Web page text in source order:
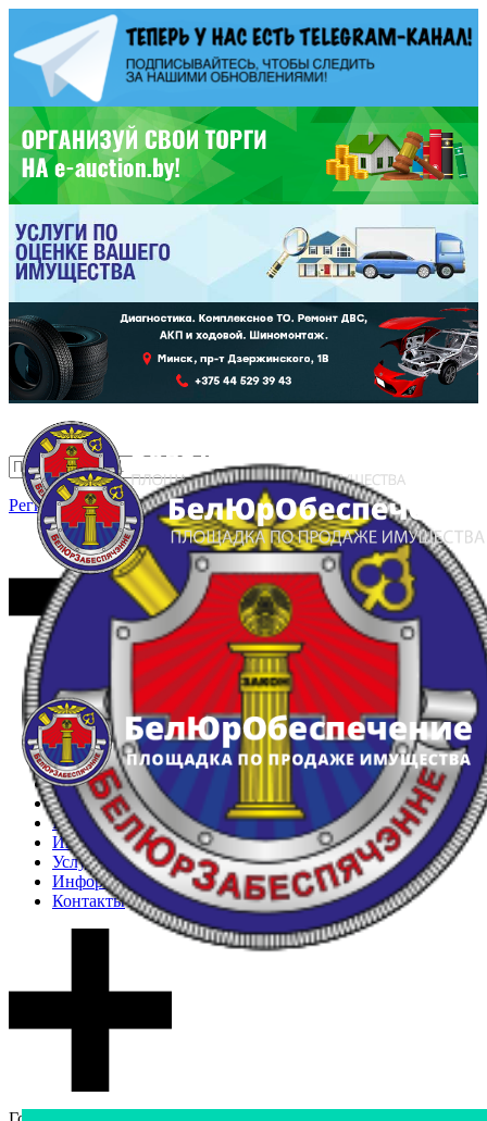
Регистрация Вход
Главная
Арестованное имущество
Реестр несостоявшихся торгов
Реестр переоценок
Частное имущество
Государственное имущество
Интернет-магазин
Интернет-витрина
Услуги
Информация
Контакты